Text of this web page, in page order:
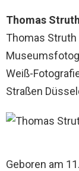
Thomas
Thomas
Weiß-
Straßen
Geboren am